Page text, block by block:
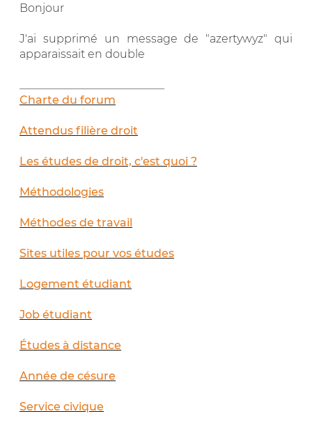
Bonjour
J'ai supprimé un message de "azertywyz" qui
apparaissait en double
Charte du forum
Attendus filière droit
Les études de droit, c'est quoi ?
Méthodologies
Méthodes de travail
Sites utiles pour vos études
Logement étudiant
Job étudiant
Études à distance
Année de césure
Service civique